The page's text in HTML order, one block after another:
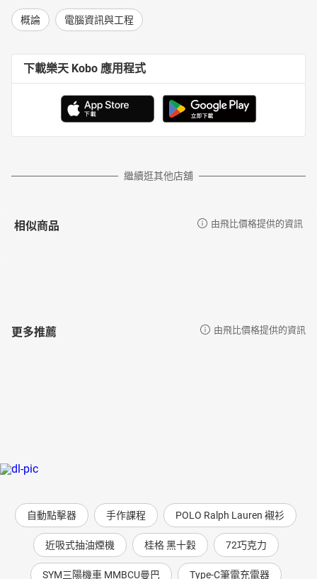
概論 電腦資訊與工程
下載樂天 Kobo 應用程式
繼續逛其他店舖
相似商品 由飛比價格提供的資訊
更多推薦 由飛比價格提供的資訊
自動點擊器 手作課程 POLO Ralph Lauren 襯衫
近吸式抽油煙機 桂格 黑十穀 72巧克力
SYM三陽機車 MMBCU曼巴 Type-C筆電充電器